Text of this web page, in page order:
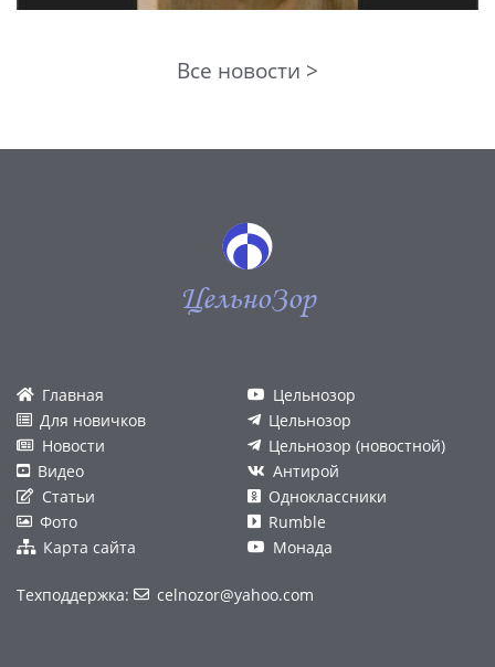
Все новости >
ЦельноЗор
Главная
Для новичков
Новости
Видео
Статьи
Фото
Карта сайта
Цельнозор
Цельнозор
Цельнозор (новостной)
Антирой
Одноклассники
Rumble
Монада
Техподдержка: celnozor@yahoo.com